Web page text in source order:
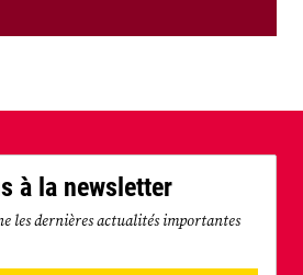
à la newsletter
les dernières actualités importantes